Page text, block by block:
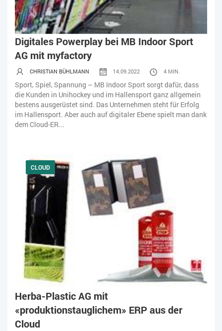
Digitales Powerplay bei MB Indoor Sport
AG mit myfactory
CHRISTIAN BÜHLMANN 14.09.2022 4 MIN.
Sport, Spiel, Spannung – MB Indoor Sport sorgt dafür, dass
die Kunden in Unihockey und im Hallensport ganz allgemein
bestens ausgerüstet sind. Das Unternehmen steht für Erfolg
im Hallensport. Aber auch auf digitaler Ebene spielt man dank
dem Cloud-ER...
CLOUD
Herba-Plastic AG mit
«produktionstauglichem» ERP aus der
Cloud